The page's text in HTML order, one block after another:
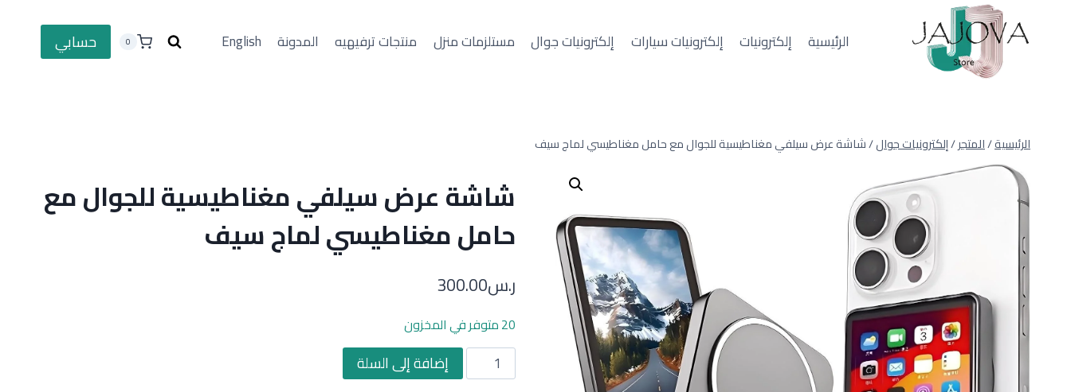
المحتوى
الرئيسية إلكترونيات إلكترونيات سيارات إلكترونيات جوال مستلزمات منزل منتجات ترفيهيه المدونة English
0 حسابي
الرئيسية/المتجر/إلكترونيات جوال/شاشة عرض سيلفي مغناطيسية للجوال مع حامل مغناطيسي لماج سيف
شاشة عرض سيلفي مغناطيسية للجوال مع
حامل مغناطيسي لماج سيف
ر.س300.00
20 متوفر في المخزون
كمية
شاشة
إضافة إلى السلة